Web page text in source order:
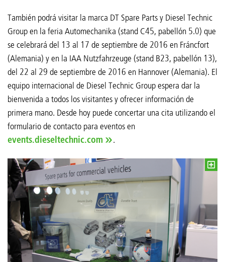
También podrá visitar la marca DT Spare Parts y Diesel Technic
Group en la feria Automechanika (stand C45, pabellón 5.0) que
se celebrará del 13 al 17 de septiembre de 2016 en Fráncfort
(Alemania) y en la IAA Nutzfahrzeuge (stand B23, pabellón 13),
del 22 al 29 de septiembre de 2016 en Hannover (Alemania). El
equipo internacional de Diesel Technic Group espera dar la
bienvenida a todos los visitantes y ofrecer información de
primera mano. Desde hoy puede concertar una cita utilizando el
formulario de contacto para eventos en
events.dieseltechnic.com
.